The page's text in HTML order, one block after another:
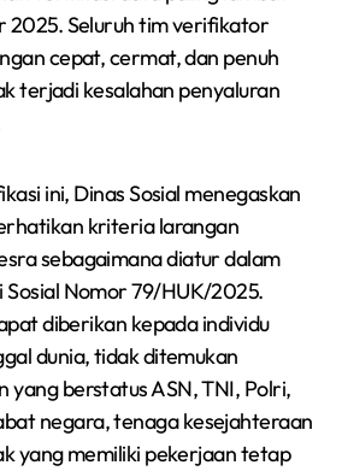
2025. Seluruh tim verifikator
cepat, cermat, dan penuh
terjadi kesalahan penyaluran
ini, Dinas Sosial menegaskan
kriteria larangan
sebagaimana diatur dalam
Nomor 79/HUK/2025.
diberikan kepada individu
dunia, tidak ditemukan
yang berstatus ASN, TNI, Polri,
negara, tenaga kesejahteraan
yang memiliki pekerjaan tetap